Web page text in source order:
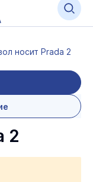
носит Prada 2
2